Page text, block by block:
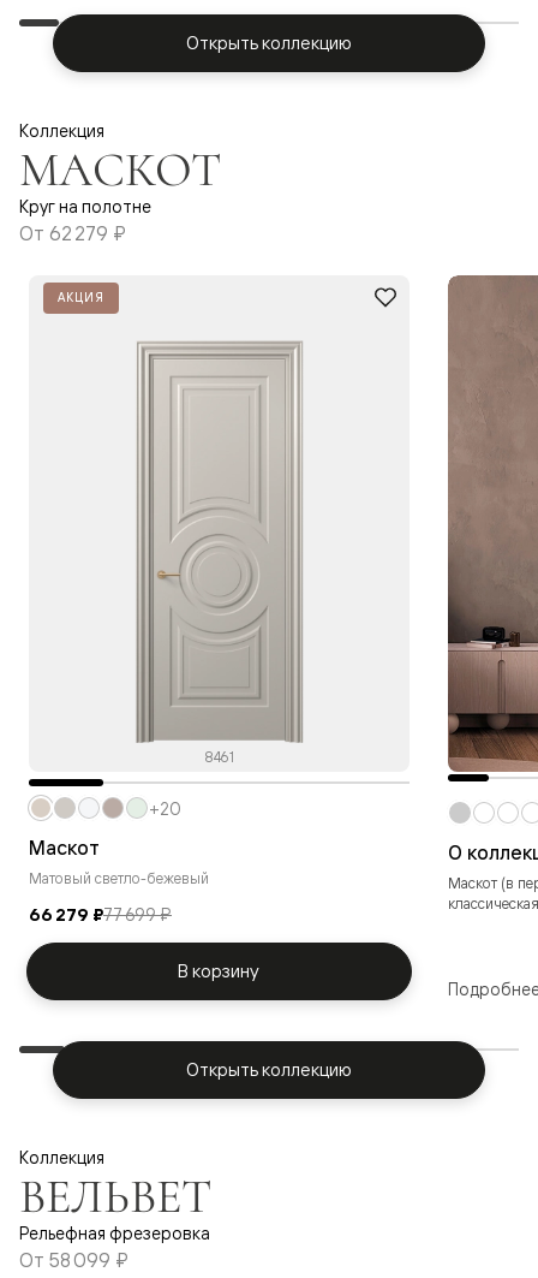
Открыть коллекцию
Коллекция
МАСКОТ
Круг на полотне
От 62 279 ₽
АКЦИЯ
8461
Маскот
Матовый светло-бежевый
66 279 ₽77 699 ₽
+20
В корзину
О
Маскот (в
Открыть коллекцию
Коллекция
ВЕЛЬВЕТ
Рельефная фрезеровка
От 58 099 ₽